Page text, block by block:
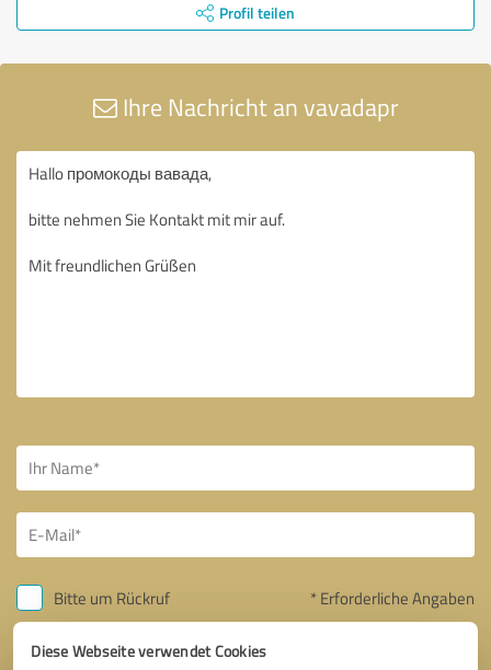
Diese Webseite verwendet Cookies
Profil teilen
Ihre Nachricht an vavadapr
Bitte um Rückruf * Erforderliche Angaben
Nachricht senden